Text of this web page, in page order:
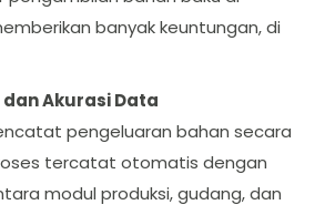
banyak keuntungan, di
dan Akurasi Data
pengeluaran bahan secara
tercatat otomatis dengan
modul produksi, gudang, dan